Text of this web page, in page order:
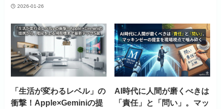
2026-01-26
「生活が変わるレベル」の
衝撃！Apple×Geminiの提
AI時代に人間が磨くべきは
「責任」と「問い」。マッ